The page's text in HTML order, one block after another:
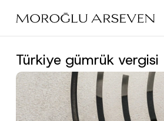
main
Türkiye gümrük vergisi